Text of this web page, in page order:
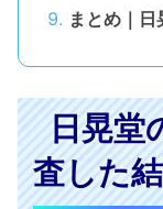
まとめ｜
日晃堂
査した